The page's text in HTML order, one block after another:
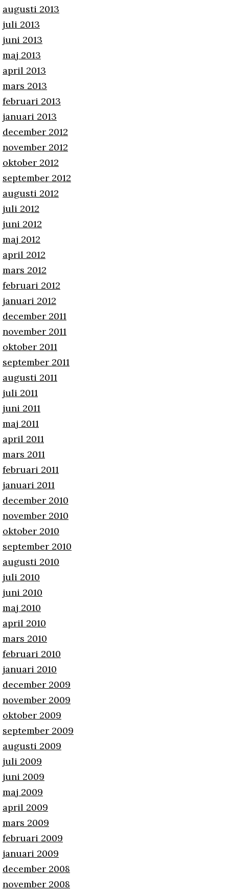
augusti 2013
juli 2013
juni 2013
maj 2013
april 2013
mars 2013
februari 2013
januari 2013
december 2012
november 2012
oktober 2012
september 2012
augusti 2012
juli 2012
juni 2012
maj 2012
april 2012
mars 2012
februari 2012
januari 2012
december 2011
november 2011
oktober 2011
september 2011
augusti 2011
juli 2011
juni 2011
maj 2011
april 2011
mars 2011
februari 2011
januari 2011
december 2010
november 2010
oktober 2010
september 2010
augusti 2010
juli 2010
juni 2010
maj 2010
april 2010
mars 2010
februari 2010
januari 2010
december 2009
november 2009
oktober 2009
september 2009
augusti 2009
juli 2009
juni 2009
maj 2009
april 2009
mars 2009
februari 2009
januari 2009
december 2008
november 2008